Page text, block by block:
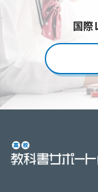
国際